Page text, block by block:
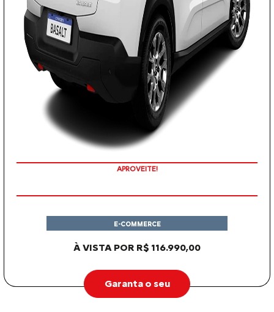
APROVEITE!
À VISTA POR R$ 116.990,00
E-COMMERCE
Garanta o seu